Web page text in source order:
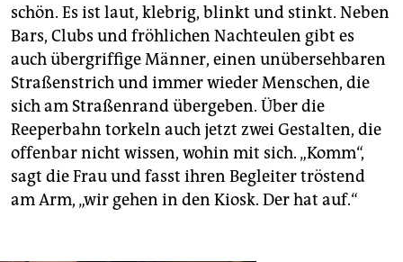
schön. Es ist laut, klebrig, blinkt und stinkt. Neben
Bars, Clubs und fröhlichen Nachteulen gibt es
auch übergriffige Männer, einen unübersehbaren
Straßenstrich und immer wieder Menschen, die
sich am Straßenrand übergeben. Über die
Reeperbahn torkeln auch jetzt zwei Gestalten, die
offenbar nicht wissen, wohin mit sich. „Komm“,
sagt die Frau und fasst ihren Begleiter tröstend
am Arm, „wir gehen in den Kiosk. Der hat auf.“